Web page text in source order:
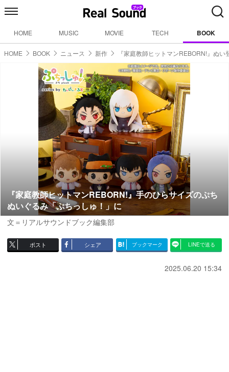
HOME MUSIC MOVIE TECH BOOK
HOME BOOK ニュース 新作 『家庭教師ヒットマンREBORN!』ぬい
『家庭教師ヒットマンREBORN!』手のひらサイズのぷち
ぬいぐるみ「ぷちっしゅ！」に
文＝リアルサウンドブック編集部
ポスト シェア ブックマーク LINEで送る
2025.06.20 15:34